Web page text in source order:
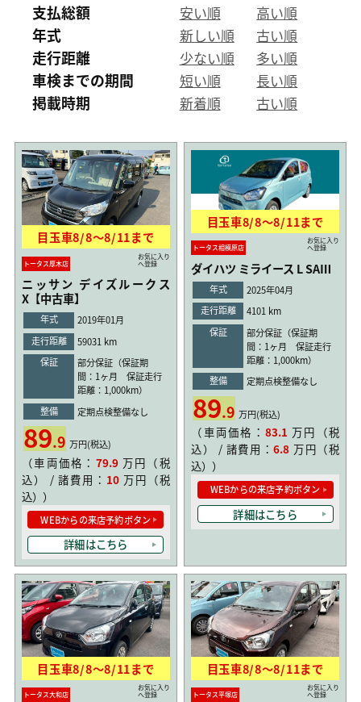
支払総額 安い順 高い順
年式 新しい順 古い順
走行距離 少ない順 多い順
車検までの期間 短い順 長い順
掲載時期 新着順 古い順
目玉車8/8〜8/11まで
トータス厚木店
お気に入り
へ登録
ニッサン デイズルークス
X【中古車】
年式
2019年01月
走行距離
59031 km
保証
部分保証（保証期
間：1ヶ月 保証走行
距離：1,000km）
整備
定期点検整備なし
89.9 万円(税込)
（車両価格： 79.9万円（税
込） / 諸費用： 10万円（税
込））
WEBからの来店予約ボタン
詳細はこちら
目玉車8/8〜8/11まで
トータス相模原店
お気に入り
へ登録
ダイハツ ミライース L SAⅢ
年式
2025年04月
走行距離
4101 km
保証
部分保証（保証期
間：1ヶ月 保証走行
距離：1,000km）
整備
定期点検整備なし
89.9 万円(税込)
（車両価格： 83.1 万円（税
込） / 諸費用：6.8 万円（税
込））
WEBからの来店予約ボタン
詳細はこちら
目玉車8/8〜8/11まで
トータス大和店
お気に入り
へ登録
目玉車8/8〜8/11まで
トータス平塚店
お気に入り
へ登録